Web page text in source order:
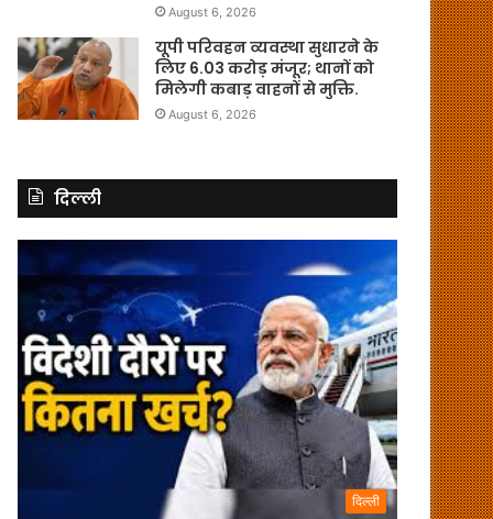
August 6, 2026
यूपी परिवहन व्यवस्था सुधारने के
लिए 6.03 करोड़ मंजूर; थानों को
मिलेगी कबाड़ वाहनों से मुक्ति.
August 6, 2026
दिल्ली
दिल्ली